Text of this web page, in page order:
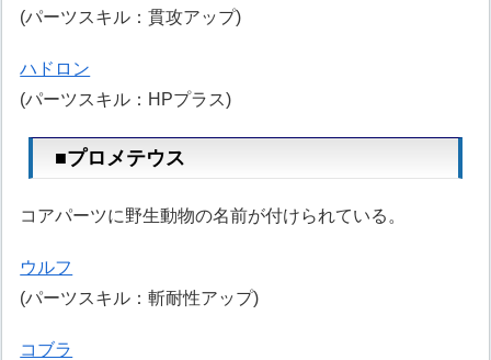
(パーツスキル：貫攻アップ)
ハドロン
(パーツスキル：HPプラス)
■プロメテウス
コアパーツに野生動物の名前が付けられている。
ウルフ
(パーツスキル：斬耐性アップ)
コブラ